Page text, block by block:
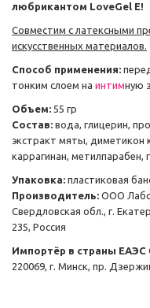
любрикантом LoveGel E!
Совместим с латексными
искусственных материалов.
Способ применения:
тонким слоем на интимную
Объем: 55 гр
Состав: вода, глицерин,
экстракт мяты, диметикон
каррагинан, метилпарабен,
Упаковка: пластиковая
Производитель: ООО
Свердловская обл., г.
235, Россия
Импортёр в страны ЕАЭС
220069, г. Минск, пр.